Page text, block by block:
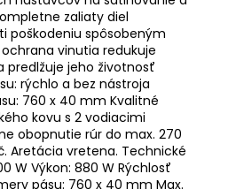
zaliaty diel
poškodeniu spôsobeným
vinutia redukuje
jeho životnosť
rýchlo a bez nástroja
760 x 40 mm Kvalitné
kovu s 2 vodiacimi
obopnutie rúr do max. 270
Aretácia vretena. Technické
W Výkon: 880 W Rýchlosť
pásu: 760 x 40 mm Max.